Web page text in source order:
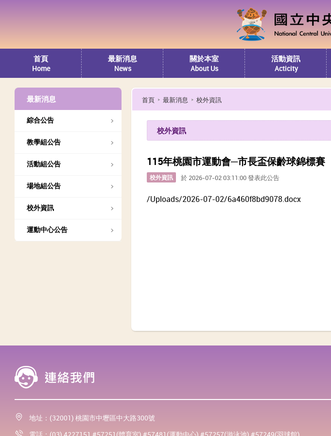
首頁
Home
最新消息
News
關於本室
About Us
活動資訊
Acticity
最新消息
綜合公告
教學組公告
活動組公告
場地組公告
校外資訊
運動中心公告
首頁 最新消息 校外資訊
校外資訊
115年桃園市運動會─市長盃保齡球錦標賽
校外資訊 於 2026-07-02 03:11:00 發表此公告
/Uploads/2026-07-02/6a460f8bd9078.docx
地址：(32001) 桃園市中壢區中大路300號